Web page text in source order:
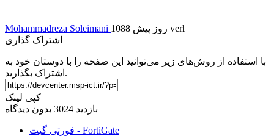
Mohammadreza Soleimani
verl
اشتراک گذاری
با استفاده از روش‌های زیر می‌توانید این صفحه را با دوستان خود به
اشتراک بگذارید.
کپی لینک
بازدید 3024
بدون دیدگاه
فورتی گیت - FortiGate